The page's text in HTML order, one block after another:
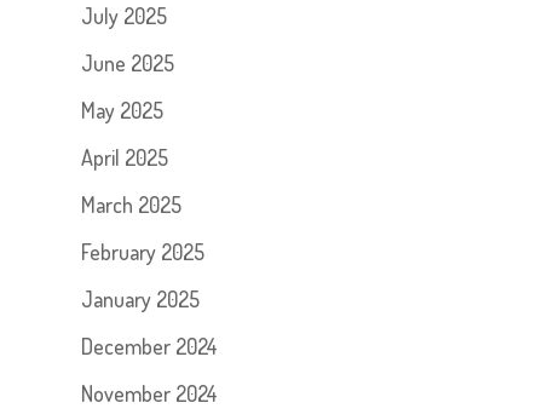
July 2025
June 2025
May 2025
April 2025
March 2025
February 2025
January 2025
December 2024
November 2024